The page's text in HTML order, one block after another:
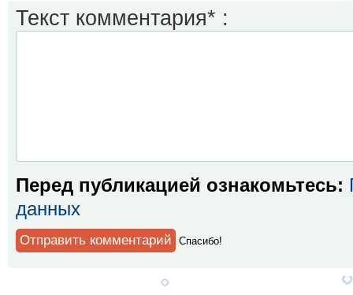
Текст комментария* :
Перед публикацией ознакомьтесь:
данных
Спaсибо!